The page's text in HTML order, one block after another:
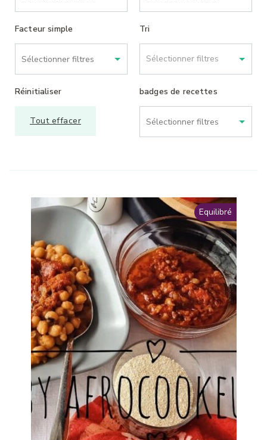
Facteur simple Tri
Sélectionner filtres
Réinitialiser
Tout effacer
badges de recettes
Equilibré